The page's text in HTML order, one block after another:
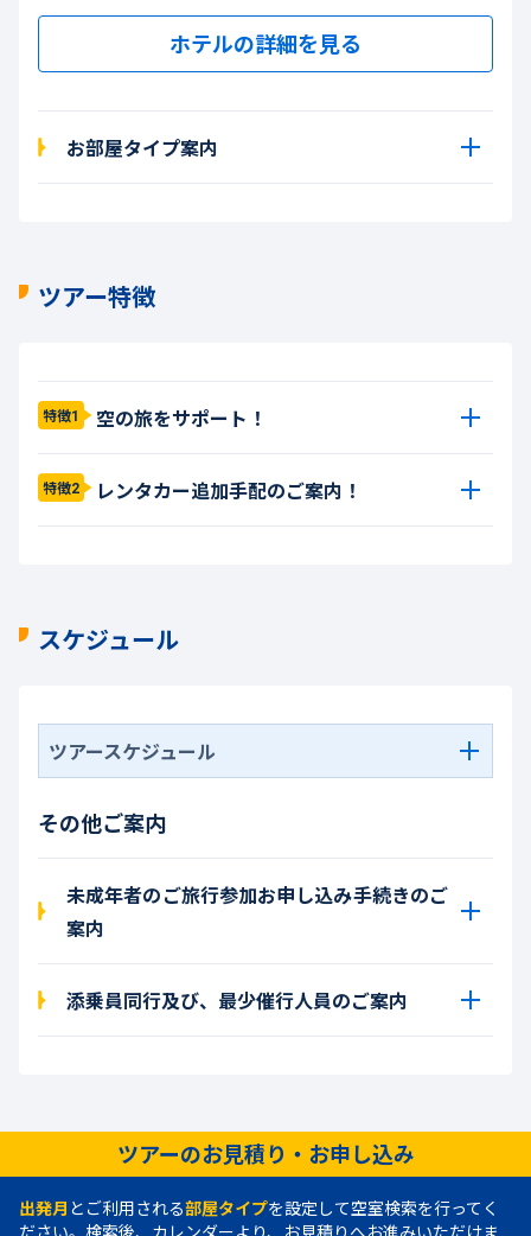
ホテルの詳細を見る
お部屋タイプ案内
ツアー特徴
特徴1 空の旅をサポート！
特徴2 レンタカー追加手配のご案内！
スケジュール
ツアースケジュール
その他ご案内
未成年者のご旅行参加お申し込み手続きのご
案内
添乗員同行及び、最少催行人員のご案内
ツアーのお見積り・お申し込み
出発月 とご利用される部屋タイプを設定して空室検索を行ってく
ださい。検索後、カレンダーより、お見積りへお進みいただけま